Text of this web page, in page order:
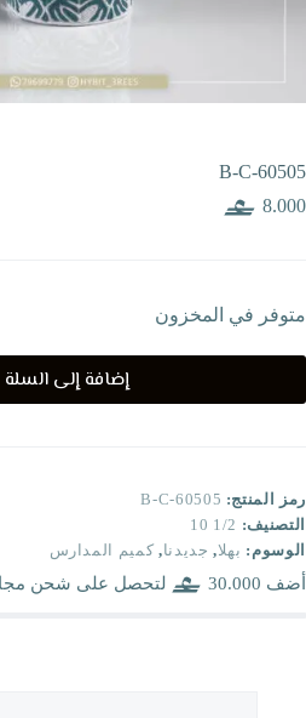
B-C-60505
8.000
متوفر في المخزون
إضافة إلى السلة
رمز المنتج: B-C-60505
التصنيف: 1/2 10
الوسوم: بهلا, جديدنا, كميم المدارس
أضف 30.000 لتحصل على شحن